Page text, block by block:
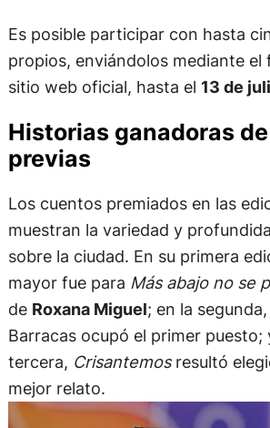
Es posible participar con hasta
propios, enviándolos mediante el
sitio web oficial, hasta el 13 de
Historias ganadoras
previas
Los cuentos premiados en las
muestran la variedad y
sobre la ciudad. En su primera
mayor fue para Más abajo no se
de Roxana Miguel; en la
Barracas ocupó el primer puesto;
tercera, Crisantemosresultó
mejor relato.